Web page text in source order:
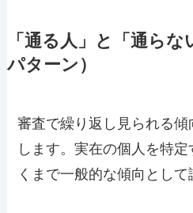
「通る人」と「通ら
パターン）
審査で繰り返し見られる
します。実在の個人を特
くまで一般的な傾向として